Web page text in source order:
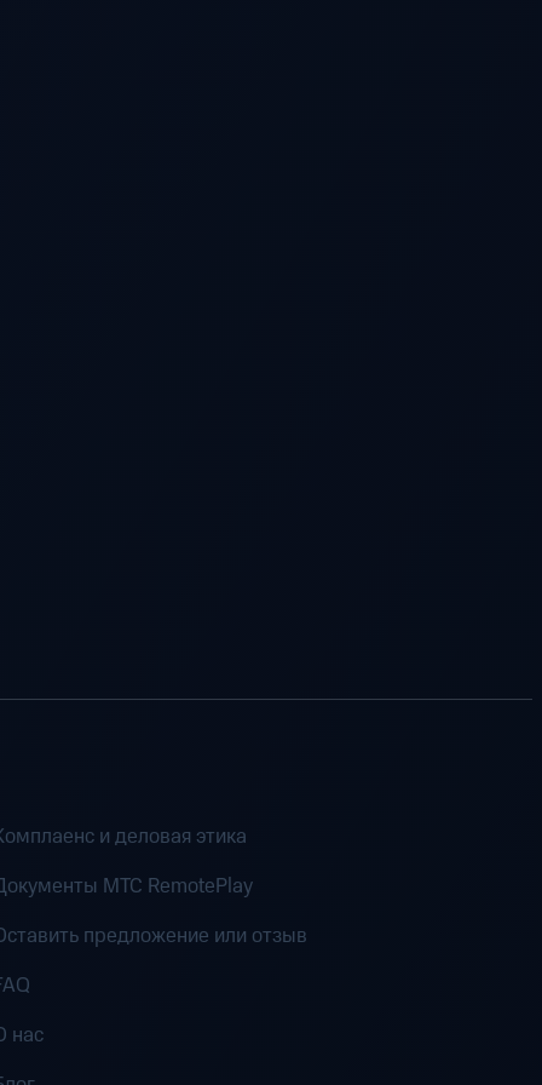
и деловая этика
MTC RemotePlay
предложение или отзыв
нас